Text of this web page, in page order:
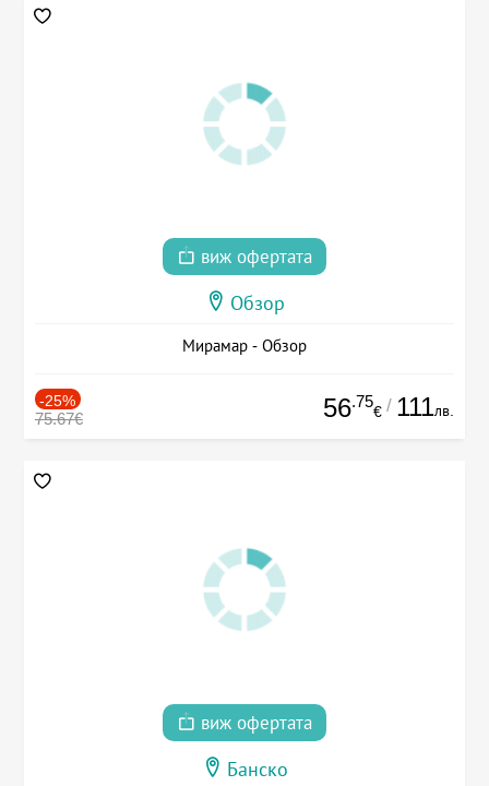
виж офертата
Обзор
Мирамар - Обзор
-25%
75.67€ 56.75
€ / 111лв.
виж офертата
Банско